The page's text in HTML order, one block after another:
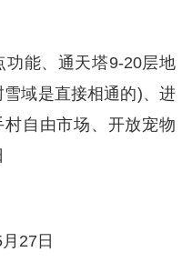
能、通天塔9-20层地
域是直接相通的)、进
自由市场、开放宠物
27日